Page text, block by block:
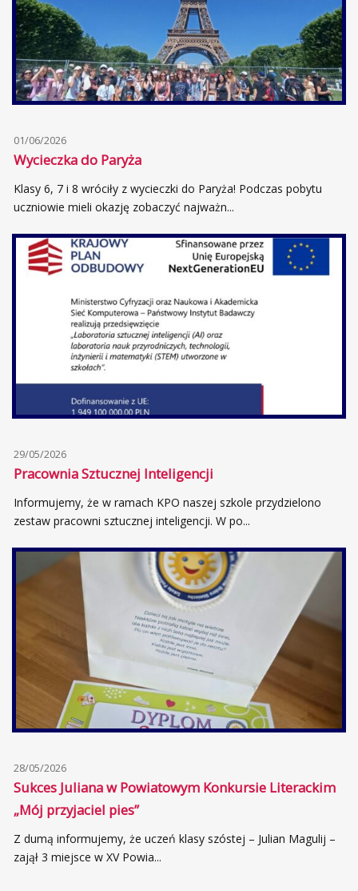
01/06/2026
Wycieczka do Paryża
Klasy 6, 7 i 8 wróciły z wycieczki do Paryża! Podczas pobytu
uczniowie mieli okazję zobaczyć najważn...
29/05/2026
Pracownia Sztucznej Inteligencji
Informujemy, że w ramach KPO naszej szkole przydzielono
zestaw pracowni sztucznej inteligencji. W po...
28/05/2026
Sukces Juliana w Powiatowym Konkursie Literackim
„Mój przyjaciel pies”
Z dumą informujemy, że uczeń klasy szóstej – Julian Magulij –
zajął 3 miejsce w XV Powia...